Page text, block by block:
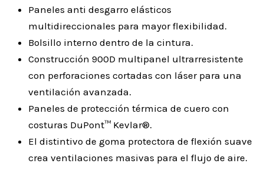
Paneles anti desgarro elásticos
multidireccionales para mayor flexibilidad.
Bolsillo interno dentro de la cintura.
Construcción 900D multipanel ultrarresistente
con perforaciones cortadas con láser para una
ventilación avanzada.
Paneles de protección térmica de cuero con
costuras DuPont™ Kevlar®.
El distintivo de goma protectora de flexión suave
crea ventilaciones masivas para el flujo de aire.